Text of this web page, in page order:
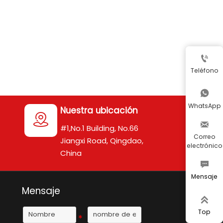

Nuestra ubicación
#1,No.1 Building, No.66
Jiangxi Road, Qingdao,
China
Mensaje

Teléfono

WhatsApp

Correo
electrónico

Mensaje

Top